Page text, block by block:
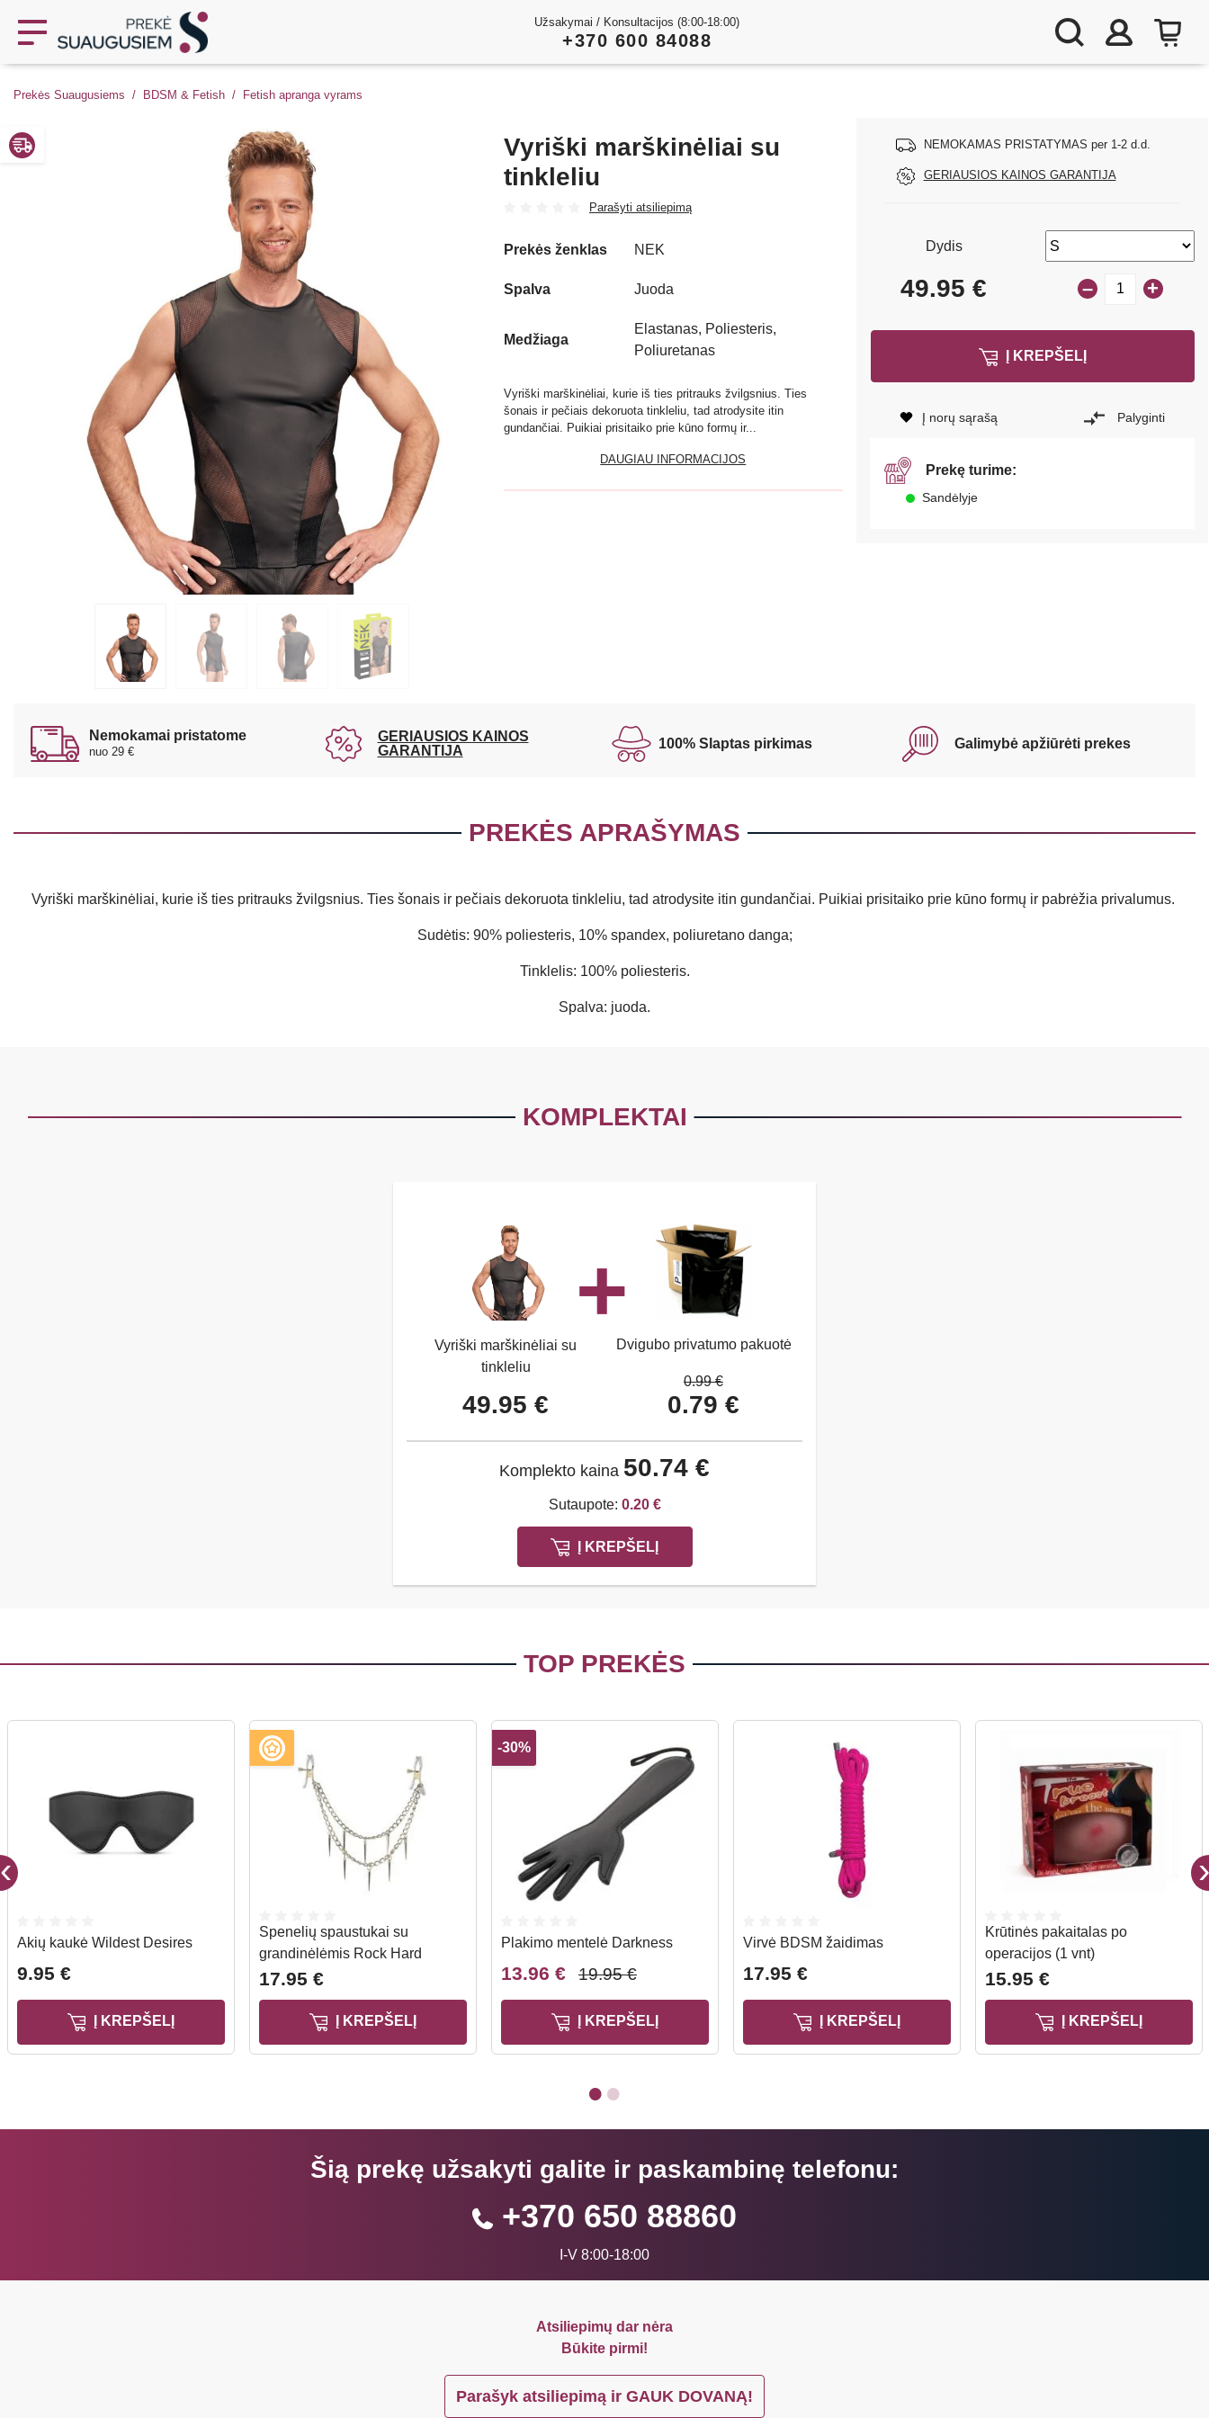
Užsakymai / Konsultacijos (8:00-18:00)
+370 600 84088
Prekės Suaugusiems BDSM & Fetish Fetish apranga vyrams
Vyriški marškinėliai su
tinkleliu
Parašyti atsiliepimą
NEMOKAMAS PRISTATYMAS per 1-2 d.d.
GERIAUSIOS KAINOS GARANTIJA
Prekės ženklas NEK
Spalva Juoda
Medžiaga
Elastanas, Poliesteris,
Poliuretanas
Vyriški marškinėliai, kurie iš ties pritrauks žvilgsnius. Ties
šonais ir pečiais dekoruota tinkleliu, tad atrodysite itin
gundančiai. Puikiai prisitaiko prie kūno formų ir...
DAUGIAU INFORMACIJOS
Dydis
49.95 € – +
Į KREPŠELĮ
Į norų sąrašą Palyginti
Prekę turime:
Sandėlyje
Nemokamai pristatome
nuo 29 €
GERIAUSIOS KAINOS
GARANTIJA
100% Slaptas pirkimas Galimybė apžiūrėti prekes
PREKĖS APRAŠYMAS
Vyriški marškinėliai, kurie iš ties pritrauks žvilgsnius. Ties šonais ir pečiais dekoruota tinkleliu, tad atrodysite itin gundančiai. Puikiai prisitaiko prie kūno formų ir pabrėžia privalumus.
Sudėtis: 90% poliesteris, 10% spandex, poliuretano danga;
Tinklelis: 100% poliesteris.
Spalva: juoda.
KOMPLEKTAI
Vyriški marškinėliai su
tinkleliu
49.95 €
Dvigubo privatumo pakuotė
0.99 €
0.79 €
Komplekto kaina 50.74 €
Sutaupote: 0.20 €
Į KREPŠELĮ
TOP PREKĖS
Akių kaukė Wildest Desires
9.95 €
Į KREPŠELĮ
Spenelių spaustukai su
grandinėlėmis Rock Hard
17.95 €
Į KREPŠELĮ
-30%
Plakimo mentelė Darkness
13.96 € 19.95 €
Į KREPŠELĮ
Virvė BDSM žaidimas
17.95 €
Į KREPŠELĮ
Krūtinės pakaitalas po
operacijos (1 vnt)
15.95 €
Į KREPŠELĮ
Šią prekę užsakyti galite ir paskambinę telefonu:
+370 650 88860
I-V 8:00-18:00
Atsiliepimų dar nėra
Būkite pirmi!
Parašyk atsiliepimą ir GAUK DOVANĄ!